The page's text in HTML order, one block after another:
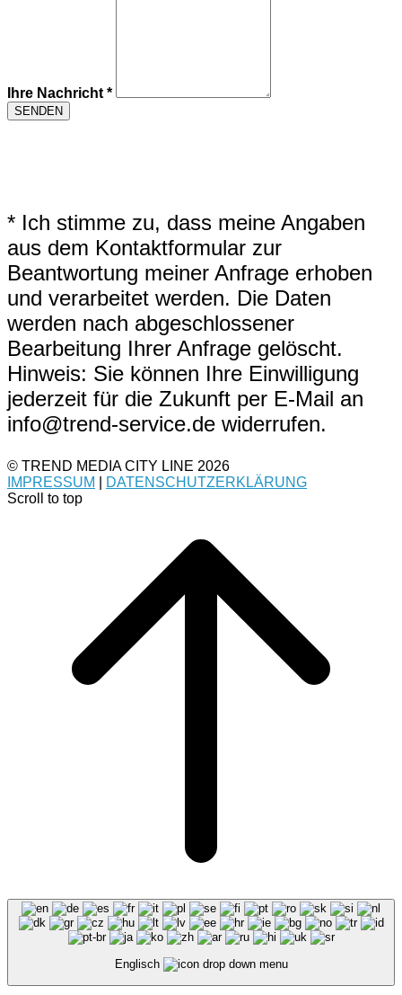
Ihre Nachricht*
SENDEN
* Ich stimme zu, dass meine Angaben
aus dem Kontaktformular zur
Beantwortung meiner Anfrage erhoben
und verarbeitet werden. Die Daten
werden nach abgeschlossener
Bearbeitung Ihrer Anfrage gelöscht.
Hinweis: Sie können Ihre Einwilligung
jederzeit für die Zukunft per E-Mail an
info@trend-service.de widerrufen.
© TREND MEDIA CITY LINE 2026
IMPRESSUM
DATENSCHUTZERKLÄRUNG
Scroll to top
Englisch